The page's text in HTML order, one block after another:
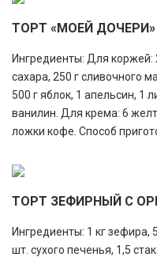
ТОРТ «МОЕЙ ДОЧЕРИ»
Ингредиенты: Для коржей:
сахара, 250 г сливочного
500 г яблок, 1 апельсин, 1
ванилин. Для крема: 6
ложки кофе. Способ
ТОРТ ЗЕФИРНЫЙ С
Ингредиенты: 1 кг зефира,
шт. сухого печенья, 1,5